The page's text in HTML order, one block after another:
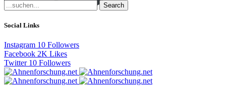
Search
Social Links
Instagram 10 Followers
Facebook 2K Likes
Twitter 10 Followers